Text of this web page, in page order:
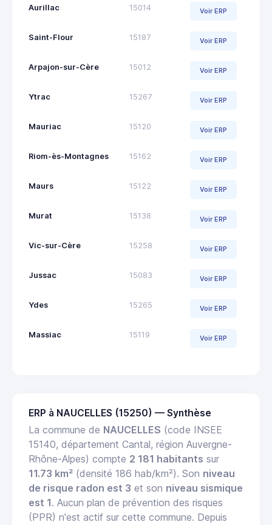
Aurillac 15014 Voir ERP
Saint-Flour 15187 Voir ERP
Arpajon-sur-Cère 15012 Voir ERP
Ytrac 15267 Voir ERP
Mauriac 15120 Voir ERP
Riom-ès-Montagnes 15162 Voir ERP
Maurs 15122 Voir ERP
Murat 15138 Voir ERP
Vic-sur-Cère 15258 Voir ERP
Jussac 15083 Voir ERP
Ydes 15265 Voir ERP
Massiac 15119 Voir ERP
ERP à NAUCELLES (15250) — Synthèse
La commune de NAUCELLES (code INSEE
15140, département Cantal, région Auvergne-
Rhône-Alpes) compte 2 181 habitants sur
11.73 km² (densité 186 hab/km²). Son niveau
de risque radon est 3 et son niveau sismique
est 1. Aucun plan de prévention des risques
(PPR) n'est actif sur cette commune. Depuis